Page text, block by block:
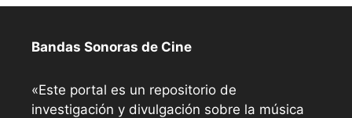
Bandas Sonoras de Cine
«Este portal es un repositorio de
investigación y divulgación sobre la música